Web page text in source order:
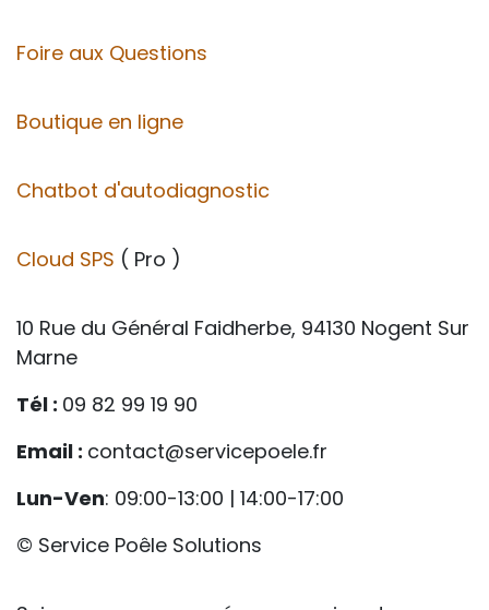
Foire aux Questions
Boutique en ligne
Chatbot d'autodiagnostic
Cloud SPS ( Pro )
10 Rue du Général Faidherbe, 94130 Nogent Sur
Marne
Tél : 09 82 99 19 90
Email : contact@servicepoele.fr
Lun-Ven: 09:00-13:00 | 14:00-17:00
© Service Poêle Solutions